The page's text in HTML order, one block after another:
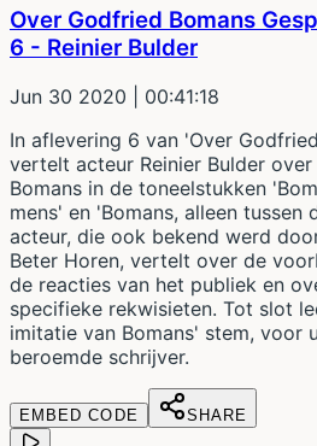
Over Godfried Bomans
6 - Reinier Bulder
Jun 30 2020 | 00:41:18
In aflevering 6 van 'Over
vertelt acteur Reinier Bulder
Bomans in de toneelstukken
mens' en 'Bomans, alleen tussen
acteur, die ook bekend werd
Beter Horen, vertelt over de
de reacties van het publiek en
specifieke rekwisieten. Tot slot
imitatie van Bomans' stem, voor
beroemde schrijver.
EMBED CODE SHARE